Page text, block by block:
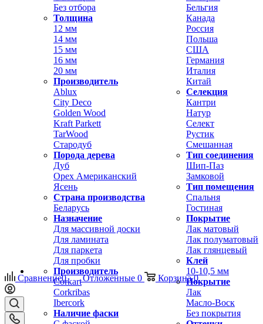
Без отбора
Бельгия
Толщина
12 мм
14 мм
15 мм
16 мм
20 мм
Производитель
Ablux
City Deco
Golden Wood
Kraft Parkett
TarWood
Стародуб
Порода дерева
Дуб
Орех Американский
Ясень
Страна производства
Беларусь
Канада
Россия
Польша
США
Германия
Италия
Китай
Селекция
Кантри
Натур
Селект
Рустик
Смешанная
Тип соединения
Шип-Паз
Замковой
Тип помещения
Спальня
Гостиная
Назначение
Для массивной доски
Для ламината
Для паркета
Для пробки
Покрытие
Лак матовый
Лак полуматовый
Лак глянцевый
Клей
Производитель
Corkart
Corkribas
Ibercork
Наличие фаски
10-10,5 мм
Покрытие
Лак
Масло-Воск
Без покрытия
Сравнение0 Отложенные 0 Корзина 0